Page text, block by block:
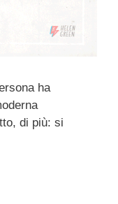
ha
di più: si